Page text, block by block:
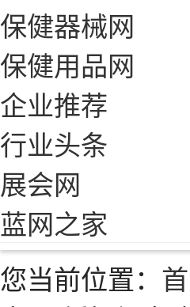
保健器械网
保健用品网
企业推荐
行业头条
展会网
蓝网之家
您当前位置：